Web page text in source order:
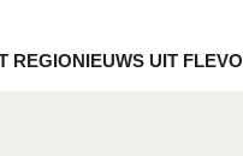
REGIONIEUWS UIT